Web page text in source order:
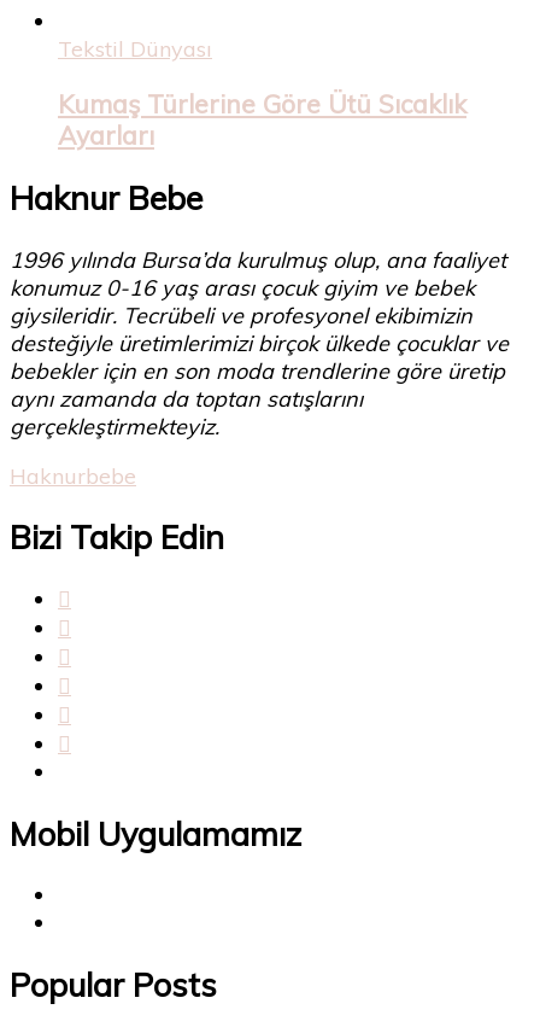
Tekstil Dünyası
Kumaş Türlerine Göre Ütü Sıcaklık
Ayarları
Haknur Bebe
1996 yılında Bursa’da kurulmuş olup, ana faaliyet
konumuz 0-16 yaş arası çocuk giyim ve bebek
giysileridir. Tecrübeli ve profesyonel ekibimizin
desteğiyle üretimlerimizi birçok ülkede çocuklar ve
bebekler için en son moda trendlerine göre üretip
aynı zamanda da toptan satışlarını
gerçekleştirmekteyiz.
Haknurbebe
Bizi Takip Edin
Mobil Uygulamamız
Popular Posts